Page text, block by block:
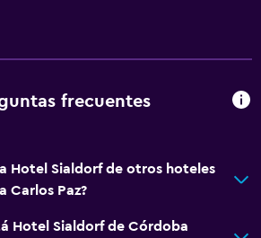
auxilios frecuentes
Hotel Sialdorf de otros hoteles
Carlos Paz?
Hotel Sialdorf de Córdoba